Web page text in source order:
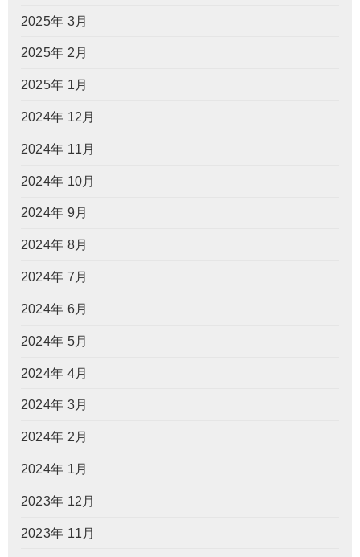
2025年 3月
2025年 2月
2025年 1月
2024年 12月
2024年 11月
2024年 10月
2024年 9月
2024年 8月
2024年 7月
2024年 6月
2024年 5月
2024年 4月
2024年 3月
2024年 2月
2024年 1月
2023年 12月
2023年 11月